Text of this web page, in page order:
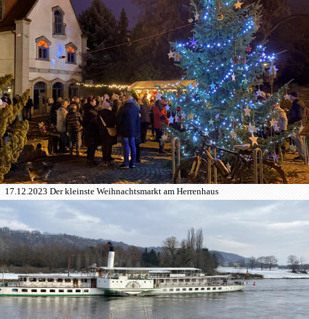
17.12.2023 Der kleinste Weihnachtsmarkt am Herrenhaus